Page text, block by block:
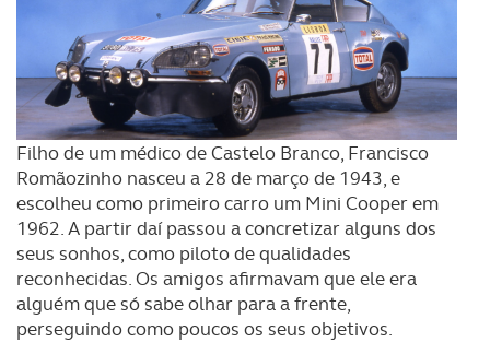
Filho de um médico de Castelo Branco, Francisco
Romãozinho nasceu a 28 de março de 1943, e
escolheu como primeiro carro um Mini Cooper em
1962. A partir daí passou a concretizar alguns dos
seus sonhos, como piloto de qualidades
reconhecidas. Os amigos afirmavam que ele era
alguém que só sabe olhar para a frente,
perseguindo como poucos os seus objetivos.